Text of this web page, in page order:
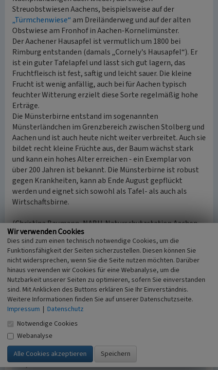
Streuobstwiesen Aachens, beispielsweise auf der
„Türmchenwiese“ am Dreiländerweg und auf der alten
Obstwiese am Fronhof in Aachen-Kornelimünster.
Der Aachener Hausapfel ist vermutlich um 1800 bei
Rimburg entstanden (damals „Cornely's Hausapfel“). Er
ist ein guter Tafelapfel und lässt sich gut lagern, das
Fruchtfleisch ist fest, saftig und leicht sauer. Die kleine
Frucht ist wenig anfällig, auch bei für Aachen typisch
feuchter Witterung erzielt diese Sorte regelmäßig hohe
Erträge.
Die Münsterbirne entstand im sogenannten
Münsterländchen im Grenzbereich zwischen Stolberg und
Aachen und ist auch heute nicht weiter verbreitet. Auch sie
bildet recht kleine Früchte aus, der Baum wächst stark
und kann ein hohes Alter erreichen - ein Exemplar von
über 200 Jahren ist bekannt. Die Münsterbirne ist robust
gegen Krankheiten, kann ab Ende August gepflückt
werden und eignet sich sowohl als Tafel- als auch als
Wirtschaftsbirne.
(Christina Baumann, NABU-Naturschutzstation Aachen
e.V., 2023)
Internet
obstsortenerhalt.de: Münsterbirne (abgerufen 28.10.2024)
obstsortenerhalt.de: Cornely’s Hausapfel (abgerufen
28.10.2024)
Literatur
Aletsee, Manfred (2010)
Erfassung und Förderung alter und lokaler
Streuobstsorten in Aachen. In: Natur in Aachen, Heft
2, Aachen.
Wir verwenden Cookies
Dies sind zum einen technisch notwendige Cookies, um die
Funktionsfähigkeit der Seiten sicherzustellen. Diesen können Sie
nicht widersprechen, wenn Sie die Seite nutzen möchten. Darüber
hinaus verwenden wir Cookies für eine Webanalyse, um die
Nutzbarkeit unserer Seiten zu optimieren, sofern Sie einverstanden
sind. Mit Anklicken des Buttons erklären Sie Ihr Einverständnis.
Weitere Informationen finden Sie auf unserer Datenschutzseite.
Impressum | Datenschutz
Notwendige Cookies
Webanalyse